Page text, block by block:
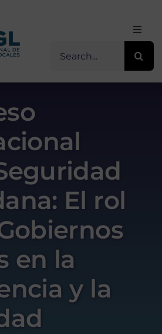
El rol
en la
y la